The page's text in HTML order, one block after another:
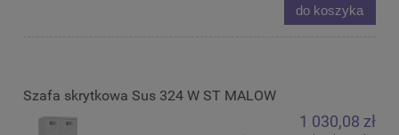
do koszyka
Szafa skrytkowa Sus 324 W ST MALOW
1 030,08 zł